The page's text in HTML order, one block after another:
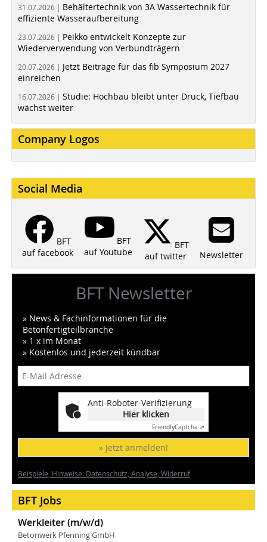
31.07.2026 | Behältertechnik von 3A Wassertechnik für
effiziente Wasseraufbereitung
23.07.2026 | Peikko entwickelt Konzepte zur
Wiederverwendung von Verbundträgern
20.07.2026 | Jetzt Beiträge für das fib Symposium 2027
einreichen
16.07.2026 | Studie: Hochbau bleibt unter Druck, Tiefbau
wächst weiter
Company Logos
Social Media
BFT
auf facebook
BFT
auf Youtube
BFT
auf twitter
Newsletter
BFT Newsletter
» News & Fachinformationen für die
Betonfertigteilbranche
» 1 x im Monat
» Kostenlos und jederzeit kündbar
Anti-Roboter-Verifizierung
Hier klicken
FriendlyCaptcha ⇗
» Jetzt anmelden!
Beispiele, Hinweise: Datenschutz, Analyse, Widerruf
BFT Jobs
Werkleiter (m/w/d)
Betonwerk Pfenning GmbH